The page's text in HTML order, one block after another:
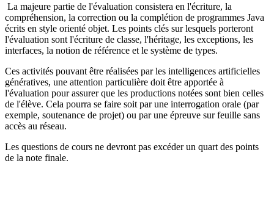
La majeure partie de l'évaluation consistera en l'écriture, la
compréhension, la correction ou la complétion de programmes Java
écrits en style orienté objet. Les points clés sur lesquels porteront
l'évaluation sont l'écriture de classe, l'héritage, les exceptions, les
interfaces, la notion de référence et le système de types.
Ces activités pouvant être réalisées par les intelligences artificielles
génératives, une attention particulière doit être apportée à
l'évaluation pour assurer que les productions notées sont bien celles
de l'élève. Cela pourra se faire soit par une interrogation orale (par
exemple, soutenance de projet) ou par une épreuve sur feuille sans
accès au réseau.
Les questions de cours ne devront pas excéder un quart des points
de la note finale.